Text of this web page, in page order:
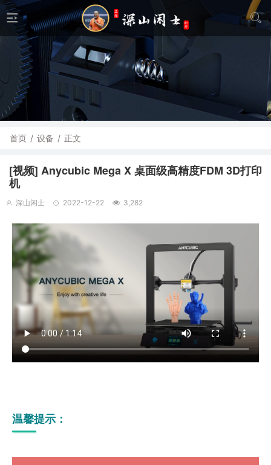
首页 / 设备 / 正文
[视频] Anycubic Mega X 桌面级高精度FDM 3D打印
机
深山闲士 2022-12-22 3,282
温馨提示：